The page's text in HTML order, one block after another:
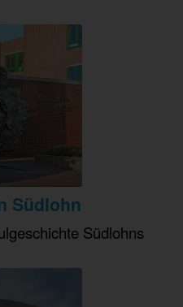
Südlohn
Südlohns